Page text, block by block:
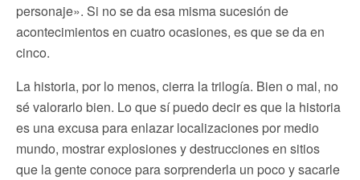
personaje». Si no se da esa misma sucesión de
acontecimientos en cuatro ocasiones, es que se da en
cinco.
La historia, por lo menos, cierra la trilogía. Bien o mal, no
sé valorarlo bien. Lo que sí puedo decir es que la historia
es una excusa para enlazar localizaciones por medio
mundo, mostrar explosiones y destrucciones en sitios
que la gente conoce para sorprenderla un poco y sacarle